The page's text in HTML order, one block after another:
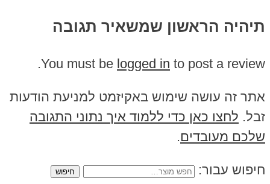
תיהיה הראשון שמשאיר תגובה
You must be logged in to post a review.
אתר זה עושה שימוש באקיזמט למניעת הודעות
זבל. לחצו כאן כדי ללמוד איך נתוני התגובה
שלכם מעובדים.
חיפוש עבור: